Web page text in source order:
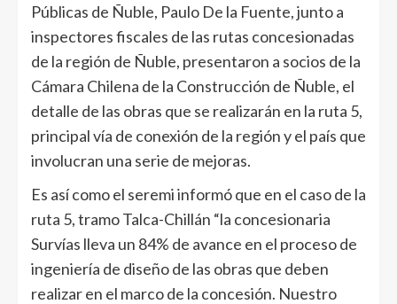
Públicas de Ñuble, Paulo De la Fuente, junto a
inspectores fiscales de las rutas concesionadas
de la región de Ñuble, presentaron a socios de la
Cámara Chilena de la Construcción de Ñuble, el
detalle de las obras que se realizarán en la ruta 5,
principal vía de conexión de la región y el país que
involucran una serie de mejoras.
Es así como el seremi informó que en el caso de la
ruta 5, tramo Talca-Chillán “la concesionaria
Survías lleva un 84% de avance en el proceso de
ingeniería de diseño de las obras que deben
realizar en el marco de la concesión. Nuestro